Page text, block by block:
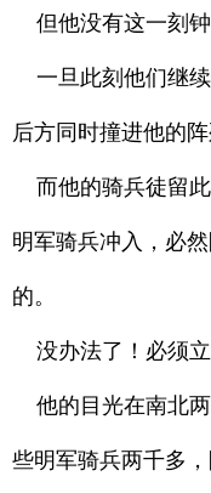
但他没有这一刻钟
一旦此刻他们继续
后方同时撞进他的阵
而他的骑兵徒留此
明军骑兵冲入，必
的。
没办法了！必须立
他的目光在南北两
些明军骑兵两千多